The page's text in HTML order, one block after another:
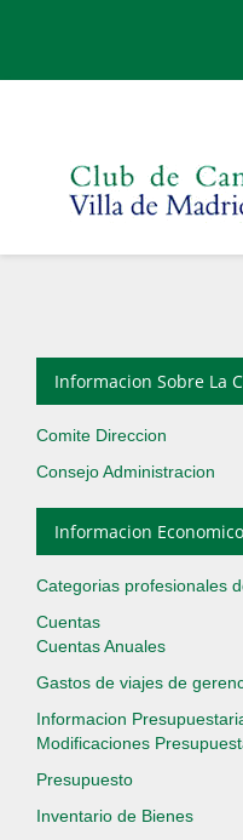
Informacion Sobre La
Comite Direccion
Consejo Administracion
Informacion
Categorias profesionales
Cuentas
Cuentas Anuales
Gastos de viajes de
Informacion
Modificaciones
Presupuesto
Inventario de Bienes